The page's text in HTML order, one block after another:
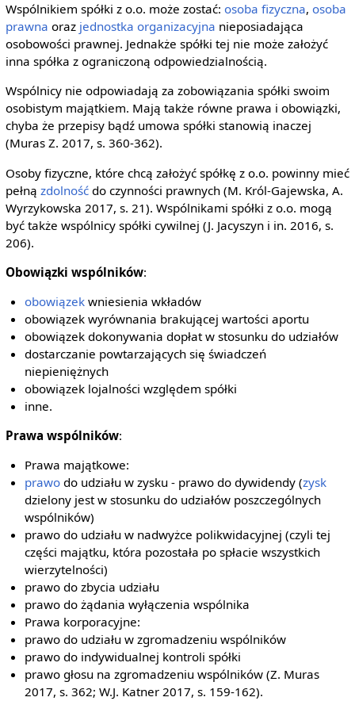
Wspólnikiem spółki z o.o. może zostać: osoba fizyczna, osoba
prawna oraz jednostka organizacyjna nieposiadająca
osobowości prawnej. Jednakże spółki tej nie może założyć
inna spółka z ograniczoną odpowiedzialnością.
Wspólnicy nie odpowiadają za zobowiązania spółki swoim
osobistym majątkiem. Mają także równe prawa i obowiązki,
chyba że przepisy bądź umowa spółki stanowią inaczej
(Muras Z. 2017, s. 360-362).
Osoby fizyczne, które chcą założyć spółkę z o.o. powinny mieć
pełną zdolnośćdo czynności prawnych (M. Król-Gajewska, A.
Wyrzykowska 2017, s. 21). Wspólnikami spółki z o.o. mogą
być także wspólnicy spółki cywilnej (J. Jacyszyn i in. 2016, s.
206).
Obowiązki wspólników:
obowiązek wniesienia wkładów
obowiązek wyrównania brakującej wartości aportu
obowiązek dokonywania dopłat w stosunku do udziałów
dostarczanie powtarzających się świadczeń
niepieniężnych
obowiązek lojalności względem spółki
inne.
Prawa wspólników:
Prawa majątkowe:
prawo do udziału w zysku - prawo do dywidendy (zysk
dzielony jest w stosunku do udziałów poszczególnych
wspólników)
prawo do udziału w nadwyżce polikwidacyjnej (czyli tej
części majątku, która pozostała po spłacie wszystkich
wierzytelności)
prawo do zbycia udziału
prawo do żądania wyłączenia wspólnika
Prawa korporacyjne:
prawo do udziału w zgromadzeniu wspólników
prawo do indywidualnej kontroli spółki
prawo głosu na zgromadzeniu wspólników (Z. Muras
2017, s. 362; W.J. Katner 2017, s. 159-162).